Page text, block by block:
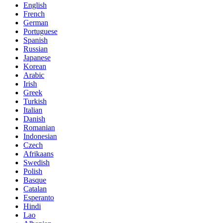
English
French
German
Portuguese
Spanish
Russian
Japanese
Korean
Arabic
Irish
Greek
Turkish
Italian
Danish
Romanian
Indonesian
Czech
Afrikaans
Swedish
Polish
Basque
Catalan
Esperanto
Hindi
Lao